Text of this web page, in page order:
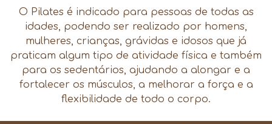
O Pilates é indicado para pessoas de todas as
idades, podendo ser realizado por homens,
mulheres, crianças, grávidas e idosos que já
praticam algum tipo de atividade física e também
para os sedentários, ajudando a alongar e a
fortalecer os músculos, a melhorar a força e a
flexibilidade de todo o corpo.